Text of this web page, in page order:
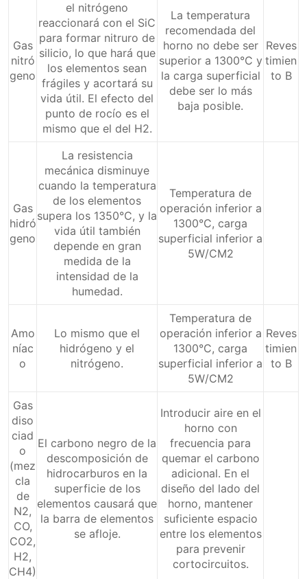
Gas
nitró
geno
el nitrógeno
reaccionará con el SiC
para formar nitruro de
silicio, lo que hará que
los elementos sean
frágiles y acortará su
vida útil. El efecto del
punto de rocío es el
mismo que el del H2.
La temperatura
recomendada del
horno no debe ser
superior a 1300°C y
la carga superficial
debe ser lo más
baja posible.
Reves
timien
to B
Gas
hidró
geno
La resistencia
mecánica disminuye
cuando la temperatura
de los elementos
supera los 1350°C, y la
vida útil también
depende en gran
medida de la
intensidad de la
humedad.
Temperatura de
operación inferior a
1300°C, carga
superficial inferior a
5W/CM2
Amo
níac
o
Lo mismo que el
hidrógeno y el
nitrógeno.
Temperatura de
operación inferior a
1300°C, carga
superficial inferior a
5W/CM2
Reves
timien
to B
Gas
diso
ciad
o
(mez
cla
de
N2,
CO,
CO2,
H2,
CH4)
El carbono negro de la
descomposición de
hidrocarburos en la
superficie de los
elementos causará que
la barra de elementos
se afloje.
Introducir aire en el
horno con
frecuencia para
quemar el carbono
adicional. En el
diseño del lado del
horno, mantener
suficiente espacio
entre los elementos
para prevenir
cortocircuitos.